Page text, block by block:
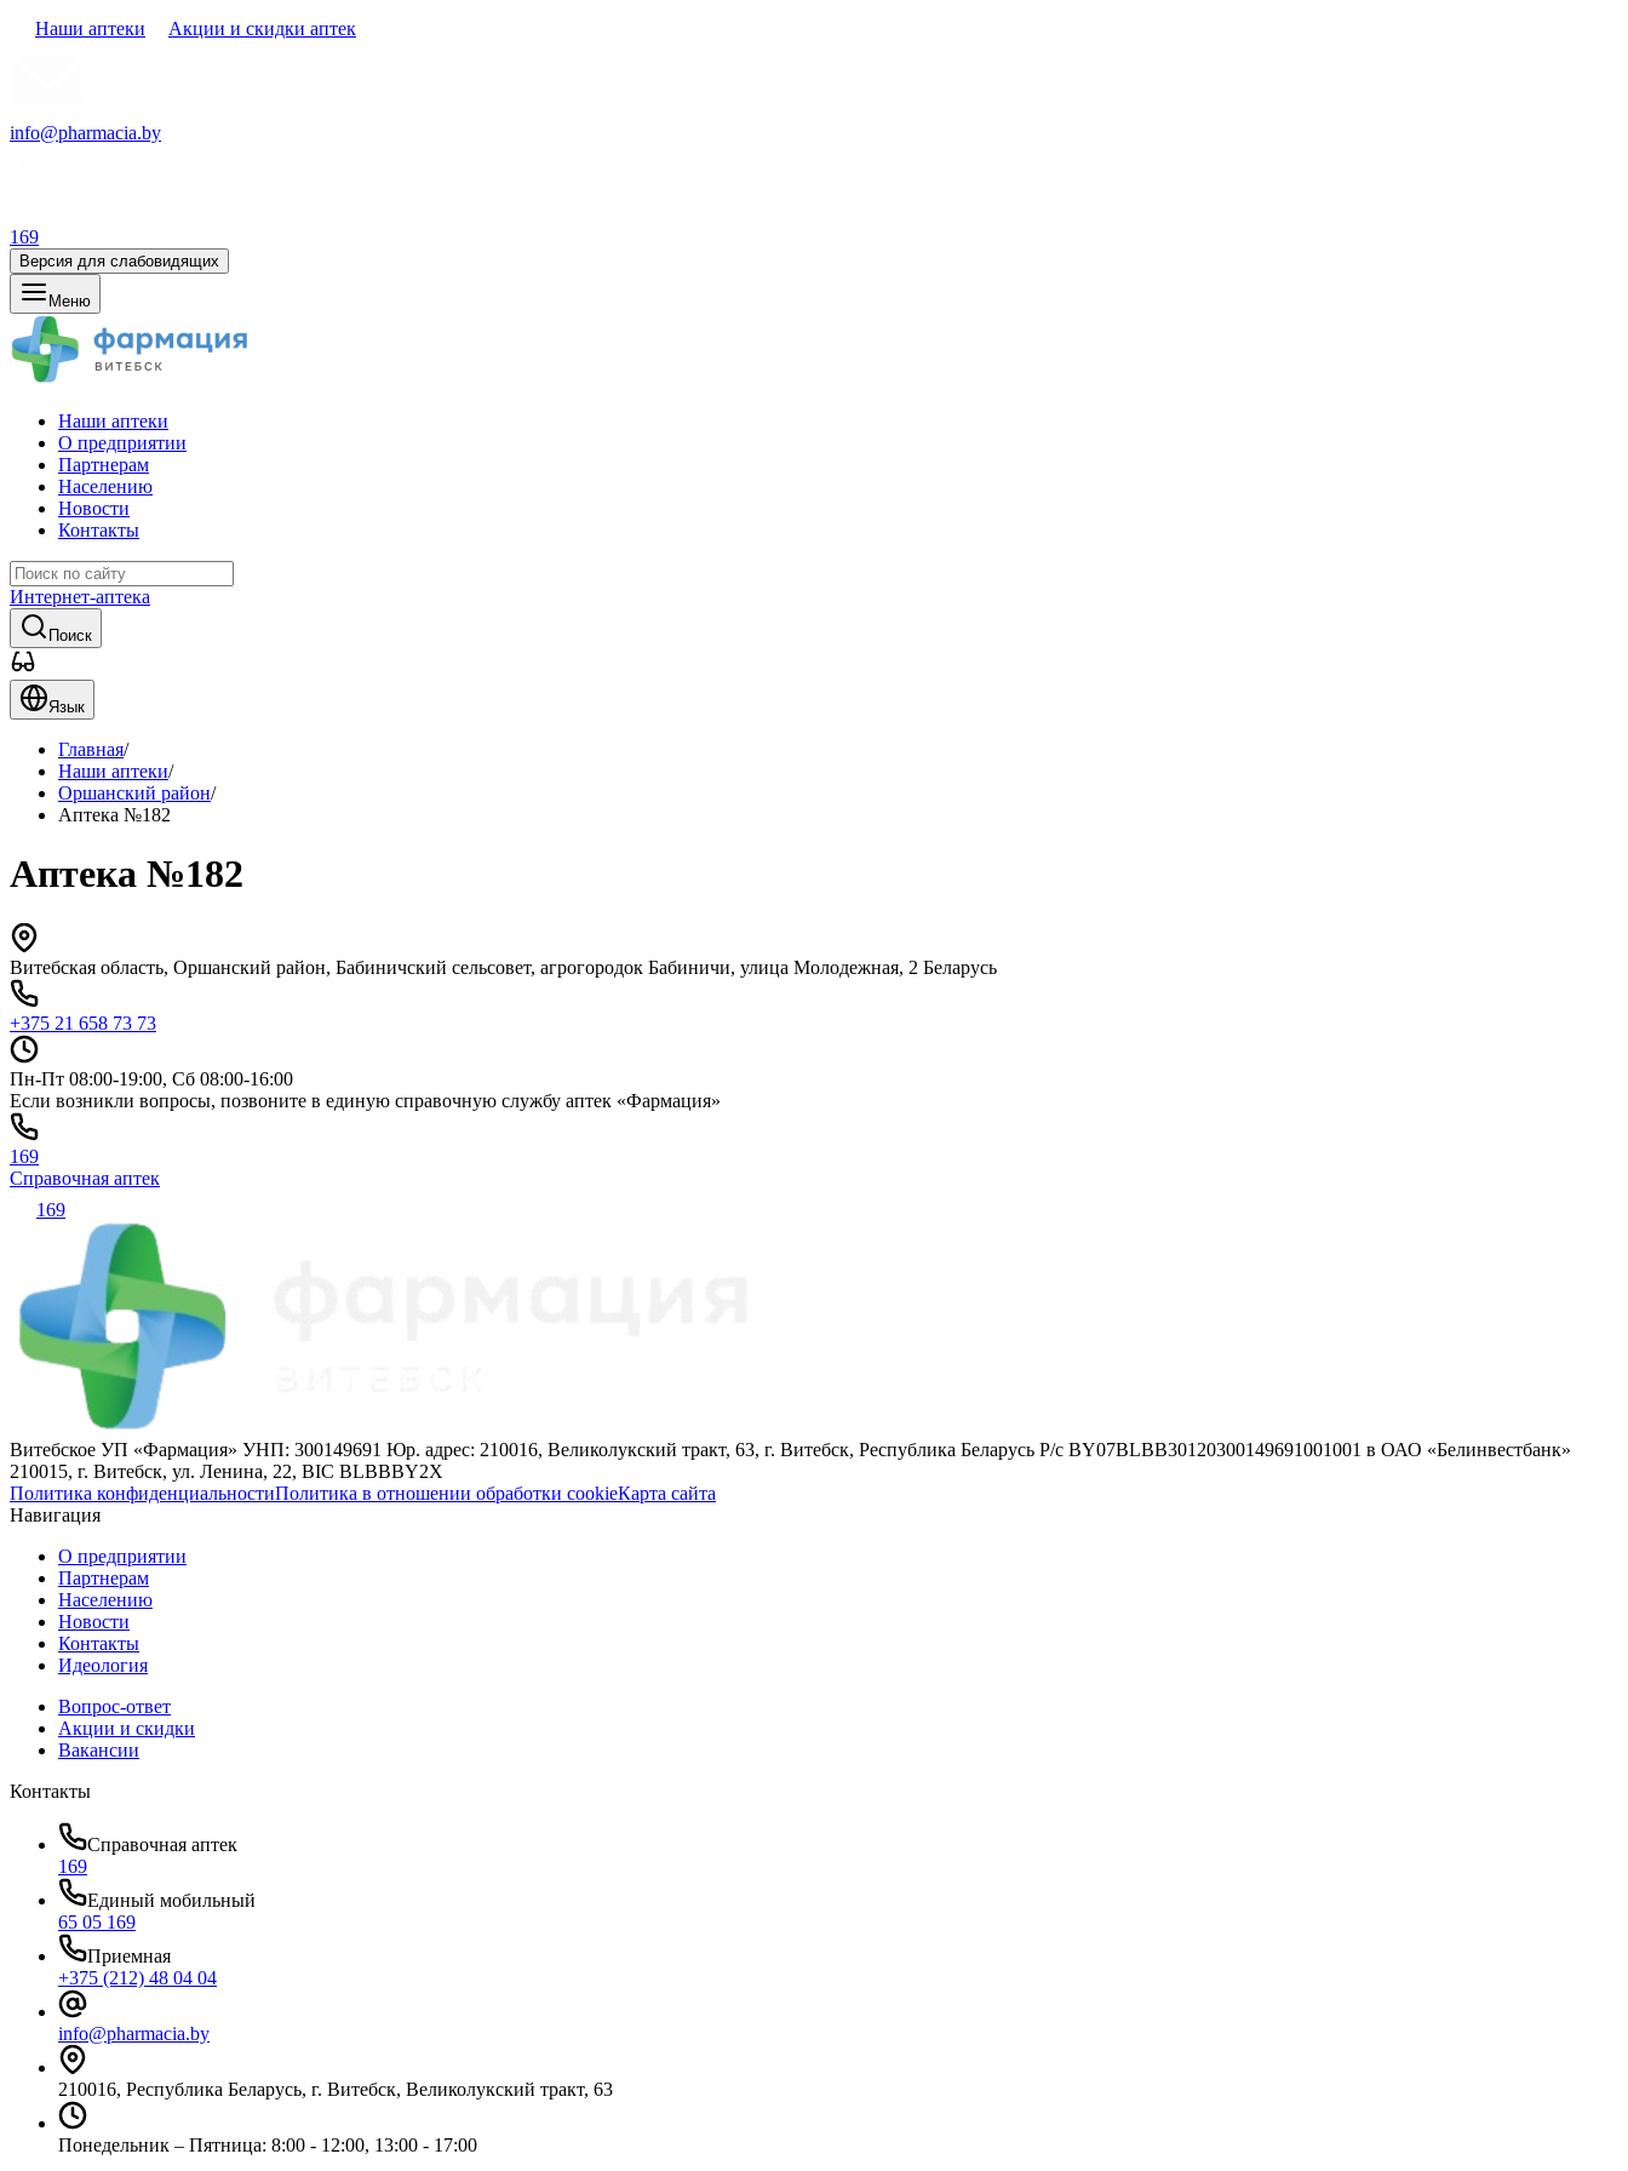
Наши аптеки Акции и скидки аптек
info@pharmacia.by
169
Версия для слабовидящих
Меню
Наши аптеки
О предприятии
Партнерам
Населению
Новости
Контакты
Интернет-аптека
Поиск
Язык
Главная/
Наши аптеки/
Оршанский район/
Аптека №182
Аптека №182
Витебская область, Оршанский район, Бабиничский сельсовет, агрогородок Бабиничи, улица Молодежная, 2 Беларусь
+375 21 658 73 73
Пн-Пт 08:00-19:00, Сб 08:00-16:00
Если возникли вопросы, позвоните в единую справочную службу аптек «Фармация»
169
Справочная аптек
169
Витебское УП «Фармация» УНП: 300149691 Юр. адрес: 210016, Великолукский тракт, 63, г. Витебск, Республика Беларусь Р/с BY07BLBB30120300149691001001 в ОАО «Белинвестбанк»
210015, г. Витебск, ул. Ленина, 22, BIC BLBBBY2X
Политика конфиденциальностиПолитика в отношении обработки cookieКарта сайта
Навигация
О предприятии
Партнерам
Населению
Новости
Контакты
Идеология
Вопрос-ответ
Акции и скидки
Вакансии
Контакты
Справочная аптек
169
Единый мобильный
65 05 169
Приемная
+375 (212) 48 04 04
info@pharmacia.by
210016, Республика Беларусь, г. Витебск, Великолукский тракт, 63
Понедельник – Пятница: 8:00 - 12:00, 13:00 - 17:00